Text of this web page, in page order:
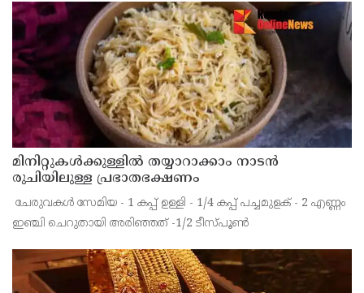
നൽകുന്നതും അവരെ സുഖിപ്പിക്കുന്നതുമായ പ്രസ്താവനകളിൽ
നിന്ന് കോൺഗ്
മിനിറ്റുകൾക്കുള്ളിൽ തയ്യാറാക്കാം നാടൻ
രുചിയിലുള്ള പ്രഭാതഭക്ഷണം
‌ ചേരുവകൾ സേമിയ - 1 കപ്പ്‌ ഉള്ളി - 1/4 കപ്പ്‌ പച്ചമുളക് - 2 എണ്ണം
ഇഞ്ചി ചെറുതായി അരിഞ്ഞത് -1/2 ടീസ്പൂൺ